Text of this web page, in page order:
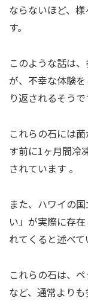
ならないほど、
す。
このような話は
が、不幸な体験
り返されるそうで
これらの石には
す前に1ヶ月間冷
されています​ ​。
また、ハワイの
い」が実際に存
れてくると述べて
これらの石は、
など、通常より